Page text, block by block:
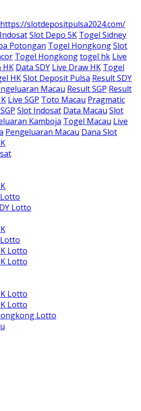
https://slotdepositpulsa2024.com/
Slot Depo 5K Togel Sidney
Potongan Togel HongkongSlot
Togel Hongkongtogel hk Live
HK Data SDY Live Draw HK Togel
HKSlot Deposit Pulsa Result SDY
Macau Result SGP Result
Live SGP Toto Macau Pragmatic
Slot Indosat Data Macau Slot
Kamboja Togel Macau Live
Pengeluaran Macau Dana Slot
Lotto
Lotto
Lotto
Lotto
Lotto
Lotto